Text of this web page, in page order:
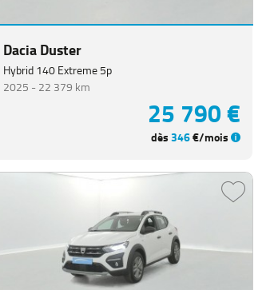
Dacia Duster
Hybrid 140 Extreme 5p
2025 -22 379 km
25 790 €
dès346€/mois